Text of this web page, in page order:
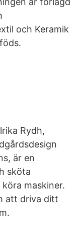
och Keramik
Rydh,
är en
sköta
maskiner.
att driva ditt